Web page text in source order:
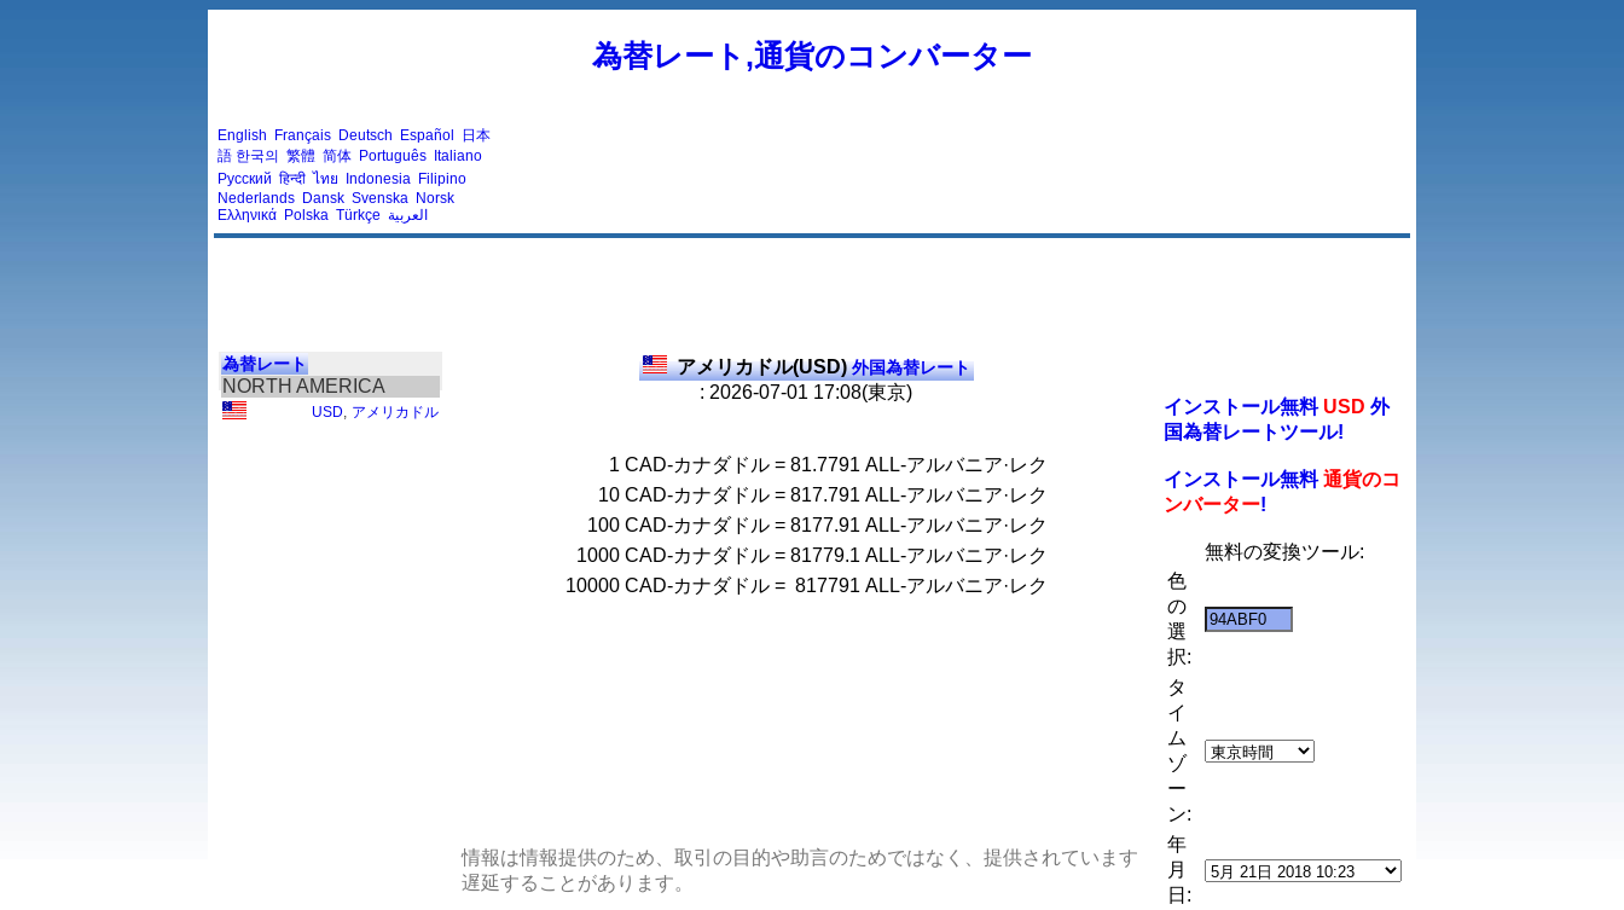
為替レート,通貨のコンバーター
English Français Deutsch Español
日本
語 한국의 繁體 简体 Português Italiano
Русский हिन्दी ไทย Indonesia Filipino
Nederlands Dansk Svenska Norsk
Ελληνικά Polska Türkçe العربية
為替レート
NORTH AMERICA
USD アメリカドル
アメリカドル(USD)外国為替レート
: 2026-07-01 17:08(東京)
1 CAD-カナダドル = 81.7791 ALL-アルバニア·レク
10 CAD-カナダドル = 817.791 ALL-アルバニア·レク
100 CAD-カナダドル = 8177.91 ALL-アルバニア·レク
1000 CAD-カナダドル = 81779.1 ALL-アルバニア·レク
10000 CAD-カナダドル = 817791 ALL-アルバニア·レク
情報は情報提供のため、取引の目的や助言のためではなく、提供されています
遅延することがあります。
インストール無料 USD 外
国為替レートツール!
インストール無料通貨のコ
ンバーター!
無料の変換ツール:
色
の
選
択:
タ
イ
ム
ゾ
ー
ン:
年
月
日: